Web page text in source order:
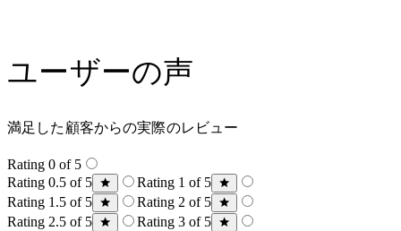
ユーザーの声
満足した顧客からの実際のレビュー
Rating 0 of 5
Rating 0.5 of 5
Rating 1 of 5
Rating 1.5 of 5
Rating 2 of 5
Rating 2.5 of 5
Rating 3 of 5